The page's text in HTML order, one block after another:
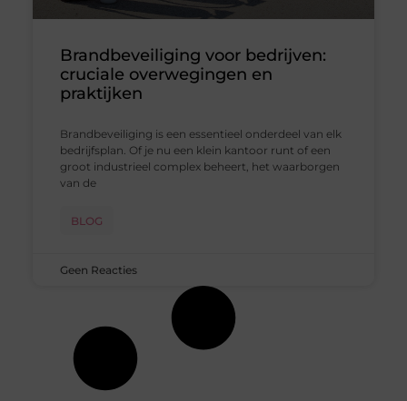
Brandbeveiliging voor bedrijven:
cruciale overwegingen en
praktijken
Brandbeveiliging is een essentieel onderdeel van elk
bedrijfsplan. Of je nu een klein kantoor runt of een
groot industrieel complex beheert, het waarborgen
van de
BLOG
Geen Reacties